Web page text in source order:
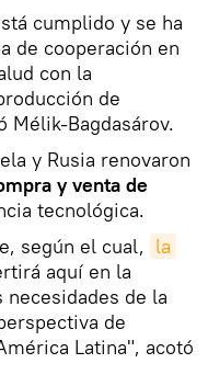
cumplido y se ha
de cooperación en
con la
de
Mélik-Bagdasárov.
y Rusia renovaron
y venta de
tecnológica.
según el cual, la
aquí en la
de la
de
Latina", acotó